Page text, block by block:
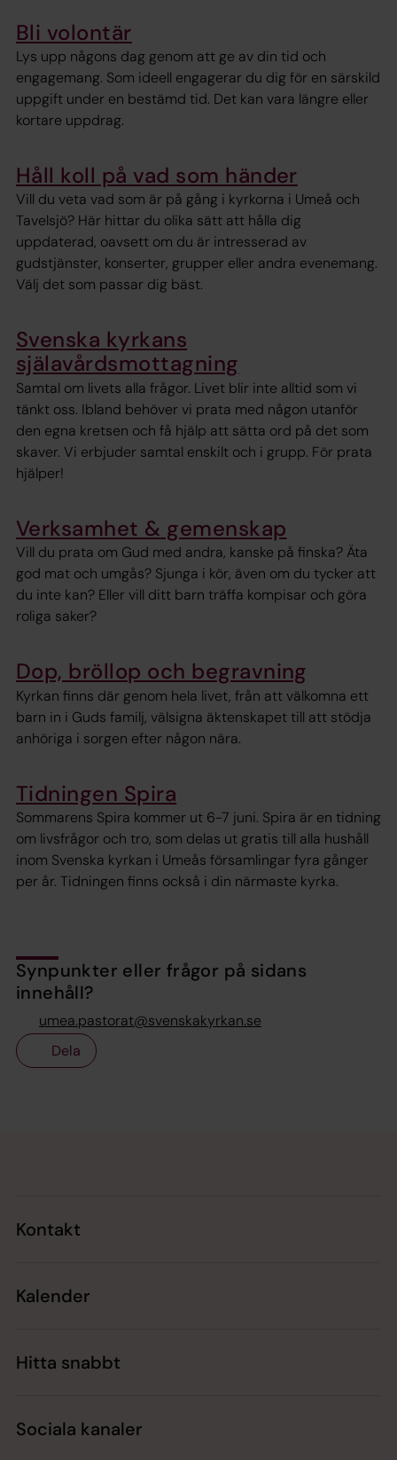
Bli volontär
Lys upp någons dag genom att ge av din tid och
engagemang. Som ideell engagerar du dig för en särskild
uppgift under en bestämd tid. Det kan vara längre eller
kortare uppdrag.
Håll koll på vad som händer
Vill du veta vad som är på gång i kyrkorna i Umeå och
Tavelsjö? Här hittar du olika sätt att hålla dig
uppdaterad, oavsett om du är intresserad av
gudstjänster, konserter, grupper eller andra evenemang.
Välj det som passar dig bäst.
Svenska kyrkans
själavårdsmottagning
Samtal om livets alla frågor. Livet blir inte alltid som vi
tänkt oss. Ibland behöver vi prata med någon utanför
den egna kretsen och få hjälp att sätta ord på det som
skaver. Vi erbjuder samtal enskilt och i grupp. För prata
hjälper!
Verksamhet & gemenskap
Vill du prata om Gud med andra, kanske på finska? Äta
god mat och umgås? Sjunga i kör, även om du tycker att
du inte kan? Eller vill ditt barn träffa kompisar och göra
roliga saker?
Dop, bröllop och begravning
Kyrkan finns där genom hela livet, från att välkomna ett
barn in i Guds familj, välsigna äktenskapet till att stödja
anhöriga i sorgen efter någon nära.
Tidningen Spira
Sommarens Spira kommer ut 6-7 juni. Spira är en tidning
om livsfrågor och tro, som delas ut gratis till alla hushåll
inom Svenska kyrkan i Umeås församlingar fyra gånger
per år. Tidningen finns också i din närmaste kyrka.
Synpunkter eller frågor på sidans
innehåll?
umea.pastorat@svenskakyrkan.se
Dela
Kontakt
Kalender
Hitta snabbt
Sociala kanaler